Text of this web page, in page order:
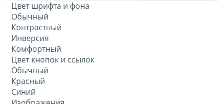
Цвет шрифта и фона
Обычный
Контрастный
Инверсия
Комфортный
Цвет кнопок и ссылок
Обычный
Красный
Синий